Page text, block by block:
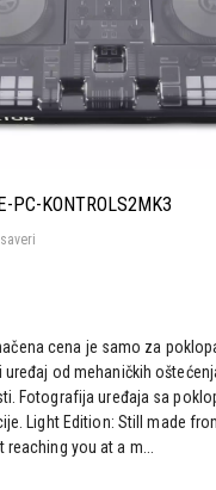
PC-KONTROLS2MK3
cena je samo za
uređaj od mehaničkih
Fotografija uređaja sa
Light Edition: Still made
you at a m...